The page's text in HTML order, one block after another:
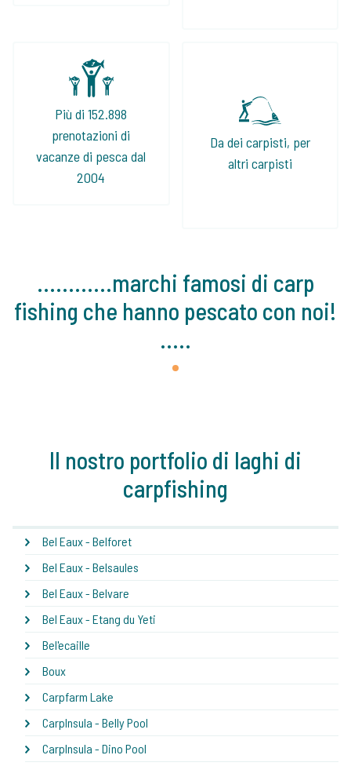
Più di 152.898
prenotazioni di
vacanze di pesca dal
2004
Da dei carpisti, per
altri carpisti
............marchi famosi di carp
fishing che hanno pescato con noi!
.....
1
Il nostro portfolio di laghi di
carpfishing
Bel Eaux - Belforet
Bel Eaux - Belsaules
Bel Eaux - Belvare
Bel Eaux - Etang du Yeti
Bel'ecaille
Boux
Carpfarm Lake
CarpInsula - Belly Pool
CarpInsula - Dino Pool